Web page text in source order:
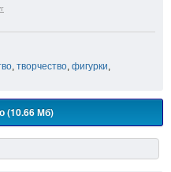
творчество фигурки
(10.66 Мб)